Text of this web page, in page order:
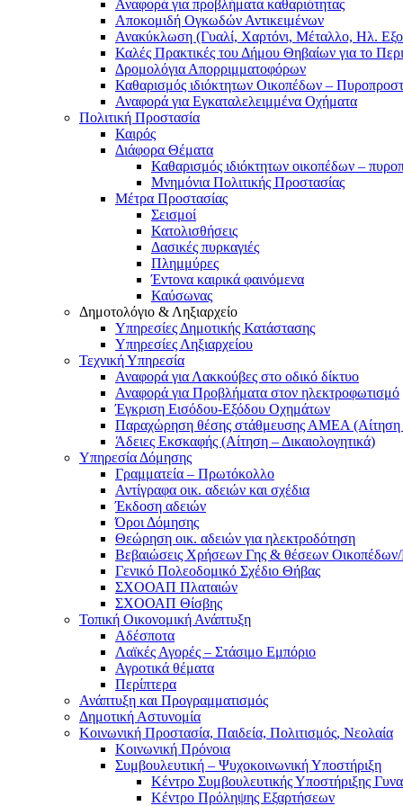
Αναφορά για προβλήματα καθαριότητας
Αποκομιδή Ογκωδών Αντικειμένων
Ανακύκλωση (Γυαλί, Χαρτόνι, Μέταλλο, Ηλ.
Καλές Πρακτικές του Δήμου Θηβαίων για το
Δρομολόγια Απορριμματοφόρων
Καθαρισμός ιδιόκτητων Οικοπέδων –
Αναφορά για Εγκαταλελειμμένα Οχήματα
Πολιτική Προστασία
Καιρός
Διάφορα Θέματα
Καθαρισμός ιδιόκτητων οικοπέδων –
Μνημόνια Πολιτικής Προστασίας
Μέτρα Προστασίας
Σεισμοί
Κατολισθήσεις
Δασικές πυρκαγιές
Πλημμύρες
Έντονα καιρικά φαινόμενα
Καύσωνας
Δημοτολόγιο & Ληξιαρχείο
Υπηρεσίες Δημοτικής Κατάστασης
Υπηρεσίες Ληξιαρχείου
Τεχνική Υπηρεσία
Αναφορά για Λακκούβες στο οδικό δίκτυο
Αναφορά για Προβλήματα στον ηλεκτροφωτισμό
Έγκριση Εισόδου-Εξόδου Οχημάτων
Παραχώρηση θέσης στάθμευσης ΑΜΕΑ (Αίτηση –
Άδειες Εκσκαφής (Αίτηση – Δικαιολογητικά)
Υπηρεσία Δόμησης
Γραμματεία – Πρωτόκολλο
Αντίγραφα οικ. αδειών και σχέδια
Έκδοση αδειών
Όροι Δόμησης
Θεώρηση οικ. αδειών για ηλεκτροδότηση
Βεβαιώσεις Χρήσεων Γης & θέσεων
Γενικό Πολεοδομικό Σχέδιο Θήβας
ΣΧΟΟΑΠ Πλαταιών
ΣΧΟΟΑΠ Θίσβης
Τοπική Οικονομική Ανάπτυξη
Αδέσποτα
Λαϊκές Αγορές – Στάσιμο Εμπόριο
Αγροτικά θέματα
Περίπτερα
Ανάπτυξη και Προγραμματισμός
Δημοτική Αστυνομία
Κοινωνική Προστασία, Παιδεία, Πολιτισμός, Νεολαία
Κοινωνική Πρόνοια
Συμβουλευτική – Ψυχοκοινωνική Υποστήριξη
Κέντρο Συμβουλευτικής Υποστήριξης
Κέντρο Πρόληψης Εξαρτήσεων